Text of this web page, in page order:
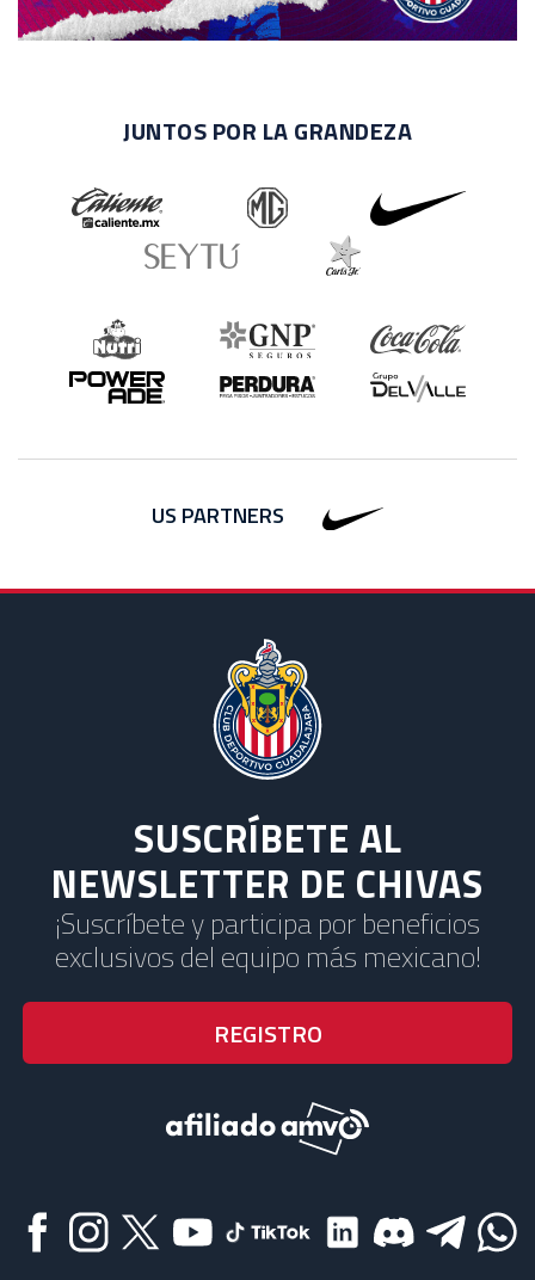
JUNTOS POR LA GRANDEZA
US PARTNERS
SUSCRÍBETE AL
NEWSLETTER DE CHIVAS
¡Suscríbete y participa por beneficios
exclusivos del equipo más mexicano!